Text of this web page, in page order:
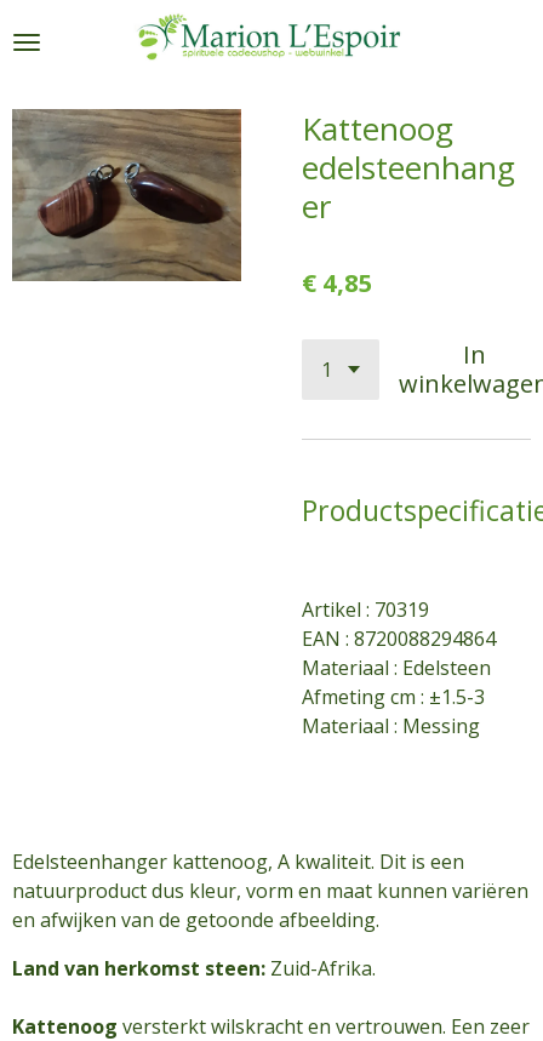
direct
de
hoofdinhoud
Kattenoog
edelsteenhang
er
€ 4,85
In
Artikel : 70319
EAN : 8720088294864
Materiaal : Edelsteen
Afmeting cm : ±1.5-3
Materiaal : Messing
Edelsteenhanger kattenoog, A kwaliteit. Dit is een
natuurproduct dus kleur, vorm en maat kunnen variëren
en afwijken van de getoonde afbeelding.
Land van herkomst steen: Zuid-Afrika.
Kattenoog versterkt wilskracht en vertrouwen. Een zeer